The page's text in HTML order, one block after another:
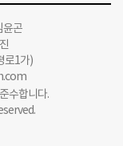
윤곤
로1가)
수합니다.